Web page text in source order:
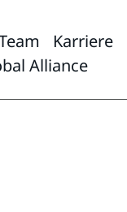
Karriere
Alliance